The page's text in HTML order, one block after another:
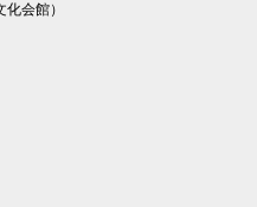
会館）